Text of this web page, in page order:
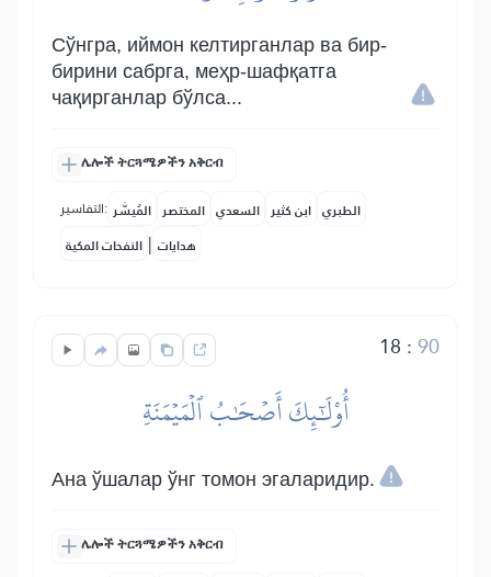
Сўнгра, иймон келтирганлар ва бир-
бирини сабрга, меҳр-шафқатга
чақирганлар бўлса...
ሌሎች ትርጓሜዎችን አቅርብ
التفاسير: المُيسَّر المختصر السعدي ابن كثير الطبري
النفحات المكية | هدايات
18 :90
أُوْلَٰٓئِكَ أَصۡحَٰبُ ٱلۡمَيۡمَنَةِ
Ана ўшалар ўнг томон эгаларидир.
ሌሎች ትርጓሜዎችን አቅርብ